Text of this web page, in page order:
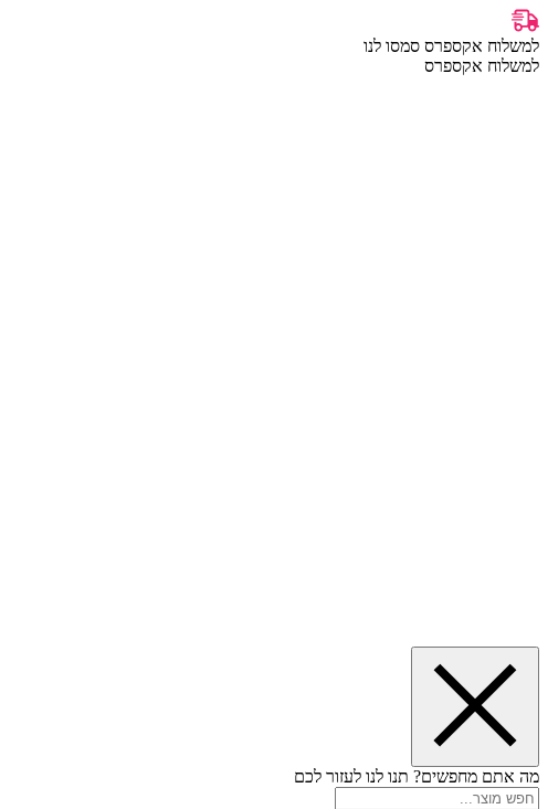
למשלוח אקספרס סמסו לנו
למשלוח אקספרס
מה אתם מחפשים? תנו לנו לעזור לכם